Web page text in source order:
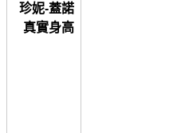
珍妮-蓋諾
真實身高